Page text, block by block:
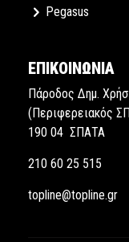
Pegasus
ΕΠΙΚΟΙΝΩΝΙΑ
Πάροδος Δημ.
(Περιφερειακός
190 04 ΣΠΑΤΑ
210 60 25 515
topline@topline.gr